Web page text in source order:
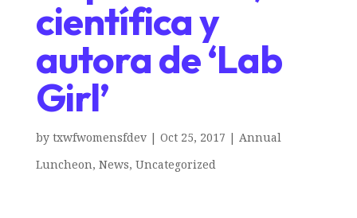
científica y
autora de ‘Lab
Girl’
by txwfwomensfdev| Oct 25, 2017 | Annual
Luncheon, News, Uncategorized